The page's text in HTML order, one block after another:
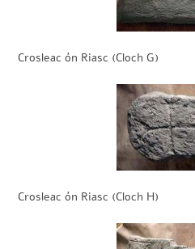
Crosleac ón Riasc (Cloch G)
Crosleac ón Riasc (Cloch H)